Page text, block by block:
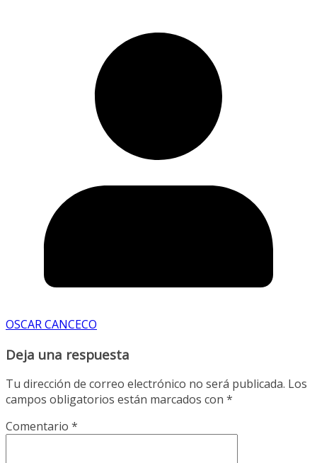
OSCAR CANCECO
Deja una respuesta
Tu dirección de correo electrónico no será publicada. Los
campos obligatorios están marcados con *
Comentario *